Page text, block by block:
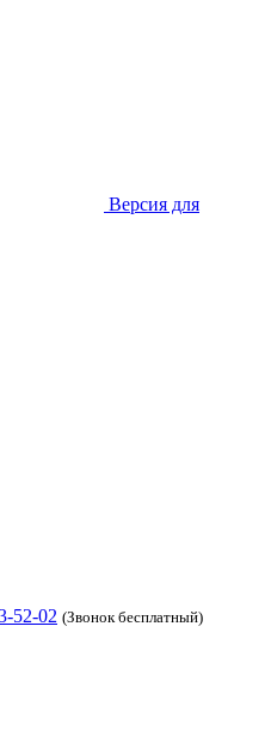
Версия для
52-02 (Звонок бесплатный)